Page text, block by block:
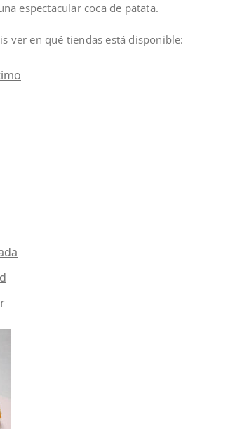
espectacular coca de patata.
ver en qué tiendas está disponible: